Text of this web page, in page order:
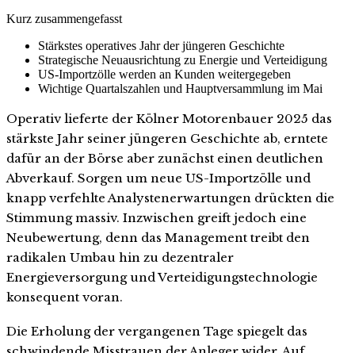
Kurz zusammengefasst
Stärkstes operatives Jahr der jüngeren Geschichte
Strategische Neuausrichtung zu Energie und Verteidigung
US-Importzölle werden an Kunden weitergegeben
Wichtige Quartalszahlen und Hauptversammlung im Mai
Operativ lieferte der Kölner Motorenbauer 2025 das
stärkste Jahr seiner jüngeren Geschichte ab, erntete
dafür an der Börse aber zunächst einen deutlichen
Abverkauf. Sorgen um neue US-Importzölle und
knapp verfehlte Analystenerwartungen drückten die
Stimmung massiv. Inzwischen greift jedoch eine
Neubewertung, denn das Management treibt den
radikalen Umbau hin zu dezentraler
Energieversorgung und Verteidigungstechnologie
konsequent voran.
Die Erholung der vergangenen Tage spiegelt das